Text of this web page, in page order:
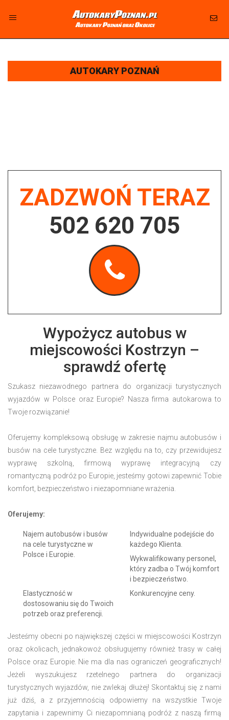
AutokaryPoznan.pl
Autokary Poznań oraz Okolice
AUTOKARY POZNAŃ
ZADZWOŃ TERAZ
502 620 705
Wypożycz autobus w
miejscowości Kostrzyn –
sprawdź ofertę
Szukasz niezawodnego partnera do organizacji turystycznych
wyjazdów w Polsce oraz Europie? Nasza firma autokarowa to
Twoje rozwiązanie!
Oferujemy kompleksową obsługę w zakresie najmu autobusów i
busów na cele turystyczne. Bez względu na to, czy przewidujesz
wyprawę szkolną, firmową wyprawę integracyjną czy
romantyczną podróż po Europie, jesteśmy gotowi zapewnić Tobie
komfort, bezpieczeństwo i niezapomniane wrażenia.
Oferujemy:
Najem autobusów i busów
na cele turystyczne w
Polsce i Europie.
Indywidualne podejście do
każdego Klienta.
Wykwalifikowany personel,
który zadba o Twój komfort
i bezpieczeństwo.
Elastyczność w
dostosowaniu się do Twoich
potrzeb oraz preferencji.
Konkurencyjne ceny.
Jesteśmy obecni po największej części w miejscowości Kostrzyn
oraz okolicach, jednakowoż obsługujemy również trasy w całej
Polsce oraz Europie. Nie ma dla nas ograniczeń geograficznych!
Jeżeli wyszukujesz rzetelnego partnera do organizacji
turystycznych wyjazdów, nie zwlekaj dłużej! Skontaktuj się z nami
już dziś, a z przyjemnością odpowiemy na wszystkie Twoje
zapytania i zapewnimy Ci niezapomnianą podróż z naszą firmą